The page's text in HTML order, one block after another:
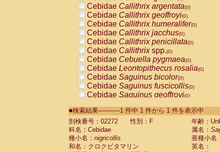
Cebidae Callithrix argentata(0)
Cebidae Callithrix geoffroyi(0)
Cebidae Callithrix humeralifer(0)
Cebidae Callithrix jacchus(0)
Cebidae Callithrix penicillata(0)
Cebidae Callithrixspp.(0)
Cebidae Cebuella pygmaea(0)
Cebidae Leontopithecus rosalia(0)
Cebidae Saguinus bicolor(0)
Cebidae Saguinus fuscicollis(0)
Cebidae Saguinus geoffroyi(0)
CebidaeSaguinus labiatus(0)
Cebidae Saguinus leucopus (0)
Cebidae
CebidaeSaguinus mystax
CebidaeSaguinus nigricollis (1)
■検索結果-----------1 件中 1 件から 1 件を表示中
剖検番号：02272
性別：F
年齢：
科名：Cebidae
属名：
種小名： nigricollis
亜種小名
和名：クロクビタマリン
英名：